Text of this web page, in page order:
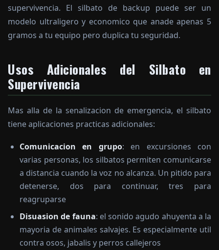
supervivencia. El silbato de backup puede ser un
modelo ultraligero y economico que anade apenas 5
gramos a tu equipo pero duplica tu seguridad.
Usos Adicionales del Silbato en
Supervivencia
Mas alla de la senalizacion de emergencia, el silbato
tiene aplicaciones practicas adicionales:
Comunicacion en grupo: en excursiones con
varias personas, los silbatos permiten comunicarse
a distancia cuando la voz no alcanza. Un pitido para
detenerse, dos para continuar, tres para
reagruparse
Disuasion de fauna: el sonido agudo ahuyenta a la
mayoria de animales salvajes. Es especialmente util
contra osos, jabalis y perros callejeros